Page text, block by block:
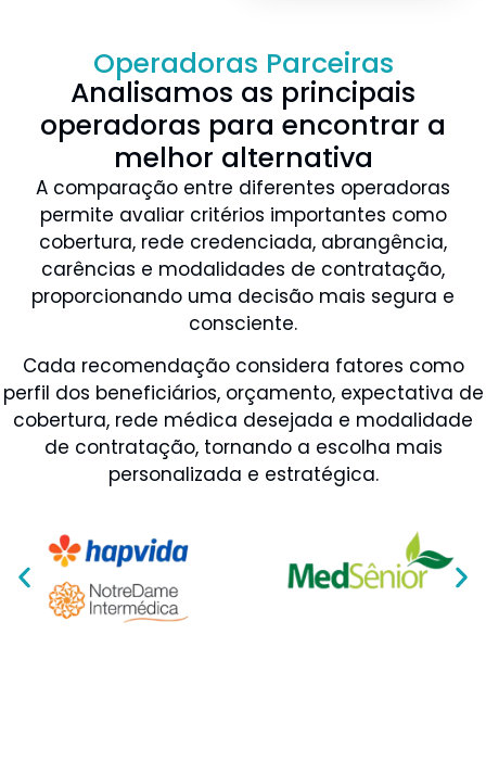
Operadoras Parceiras
Analisamos as principais
operadoras para encontrar a
melhor alternativa
A comparação entre diferentes operadoras
permite avaliar critérios importantes como
cobertura, rede credenciada, abrangência,
carências e modalidades de contratação,
proporcionando uma decisão mais segura e
consciente.
Cada recomendação considera fatores como
perfil dos beneficiários, orçamento, expectativa de
cobertura, rede médica desejada e modalidade
de contratação, tornando a escolha mais
personalizada e estratégica.